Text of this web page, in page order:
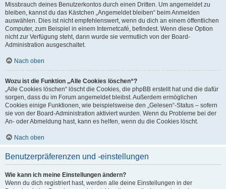
Missbrauch deines Benutzerkontos durch einen Dritten. Um angemeldet zu
bleiben, kannst du das Kästchen „Angemeldet bleiben“ beim Anmelden
auswählen. Dies ist nicht empfehlenswert, wenn du dich an einem öffentlichen
Computer, zum Beispiel in einem Internetcafé, befindest. Wenn diese Option
nicht zur Verfügung steht, dann wurde sie vermutlich von der Board-
Administration ausgeschaltet.
Nach oben
Wozu ist die Funktion „Alle Cookies löschen“?
„Alle Cookies löschen“ löscht die Cookies, die phpBB erstellt hat und die dafür
sorgen, dass du im Forum angemeldet bleibst. Außerdem ermöglichen
Cookies einige Funktionen, wie beispielsweise den „Gelesen“-Status – sofern
sie von der Board-Administration aktiviert wurden. Wenn du Probleme bei der
An- oder Abmeldung hast, kann es helfen, wenn du die Cookies löscht.
Nach oben
Benutzerpräferenzen und -einstellungen
Wie kann ich meine Einstellungen ändern?
Wenn du dich registriert hast, werden alle deine Einstellungen in der